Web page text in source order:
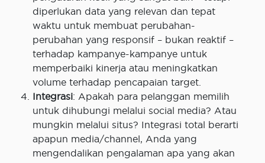
diperlukan data yang relevan dan tepat
waktu untuk membuat perubahan-
perubahan yang responsif – bukan reaktif –
terhadap kampanye-kampanye untuk
memperbaiki kinerja atau meningkatkan
volume terhadap pencapaian target.
Integrasi: Apakah para pelanggan memilih
untuk dihubungi melalui social media? Atau
mungkin melalui situs? Integrasi total berarti
apapun media/channel, Anda yang
mengendalikan pengalaman apa yang akan